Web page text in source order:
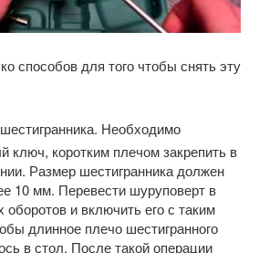
способов для того чтобы снять эту
Необходимо
ключ, коротким плечом закрепить в
Размер шестигранника должен
10 мм. Перевести шуруповерт в
и включить его с таким
длинное плечо шестигранного
в стол. После такой операции